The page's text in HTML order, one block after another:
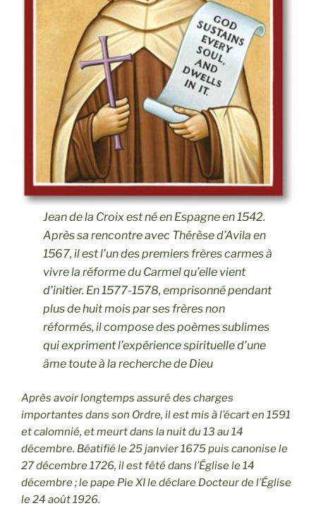
Jean de la Croix est né en Espagne en 1542.
Après sa rencontre avec Thérèse d’Avila en
1567, il est l’un des premiers frères carmes à
vivre la réforme du Carmel qu’elle vient
d’initier. En 1577-1578, emprisonné pendant
plus de huit mois par ses frères non
réformés, il compose des poèmes sublimes
qui expriment l’expérience spirituelle d’une
âme toute à la recherche de Dieu
Après avoir longtemps assuré des charges
importantes dans son Ordre, il est mis à l’écart en 1591
et calomnié, et meurt dans la nuit du 13 au 14
décembre. Béatifié le 25 janvier 1675 puis canonise le
27 décembre 1726, il est fêté dans l’Église le 14
décembre ; le pape Pie XI le déclare Docteur de l’Église
le 24 août 1926.